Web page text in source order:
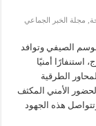
مجلة الخبر الجماعي
الصيفي وتوافد
استنفارًا أمنيًا
الطرقية
الأمني المكثف
هذه الجهود